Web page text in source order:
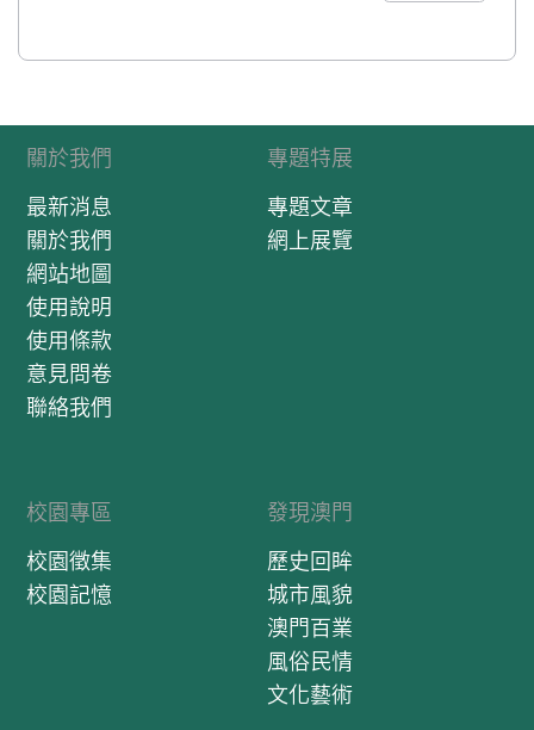
關於我們
最新消息
關於我們
網站地圖
使用說明
使用條款
意見問卷
聯絡我們
專題特展
專題文章
網上展覽
校園專區
校園徵集
校園記憶
發現澳門
歷史回眸
城市風貌
澳門百業
風俗民情
文化藝術